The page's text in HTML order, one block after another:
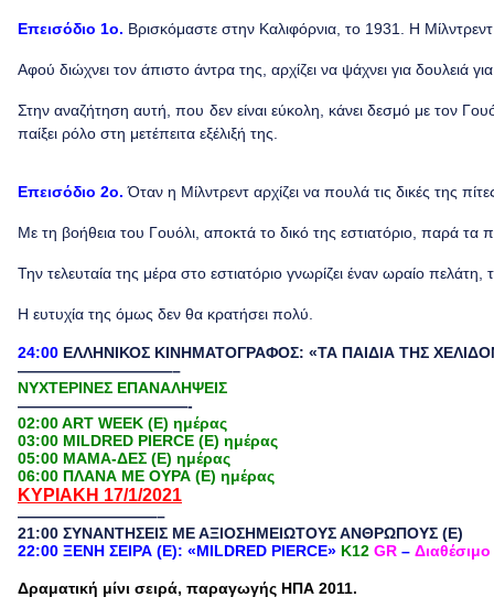
Eπεισόδιο 1ο. Βρισκόμαστε στην Καλιφόρνια, το 1931. H
Αφού διώχνει τον άπιστο άντρα της, αρχίζει να ψάχνει για δουλειά
Στην αναζήτηση αυτή, που δεν είναι εύκολη, κάνει δεσμό με τον
παίξει ρόλο στη μετέπειτα εξέλιξή της.
Eπεισόδιο 2ο. Όταν η Μίλντρεντ αρχίζει να πουλά τις δικές της
Με τη βοήθεια του Γουόλι, αποκτά το δικό της εστιατόριο, παρά
Την τελευταία της μέρα στο εστιατόριο γνωρίζει έναν ωραίο
Η ευτυχία της όμως δεν θα κρατήσει πολύ.
24:00 ΕΛΛΗΝΙΚΟΣ ΚΙΝΗΜΑΤΟΓΡΑΦΟΣ: «ΤΑ ΠΑΙΔΙΑ ΤΗΣ
——————————–
ΝΥΧΤΕΡΙΝΕΣ ΕΠΑΝΑΛΗΨΕΙΣ
———————————-
02:00 ART WEEK (E) ημέρας
03:00 MILDRED PIERCE (Ε) ημέρας
05:00 ΜΑΜΑ-ΔΕΣ (E) ημέρας
06:00 ΠΛΑΝΑ ΜΕ ΟΥΡΑ (Ε) ημέρας
ΚΥΡΙΑΚΗ 17/1/2021
—————————–
21:00 ΣΥΝΑΝΤΗΣΕΙΣ ΜΕ ΑΞΙΟΣΗΜΕΙΩΤΟΥΣ ΑΝΘΡΩΠΟΥΣ (Ε)
22:00 ΞΕΝΗ ΣΕΙΡΑ (Ε): «MILDRED PIERCE» Κ12 GR –
Δραματική μίνι σειρά, παραγωγής ΗΠΑ 2011.